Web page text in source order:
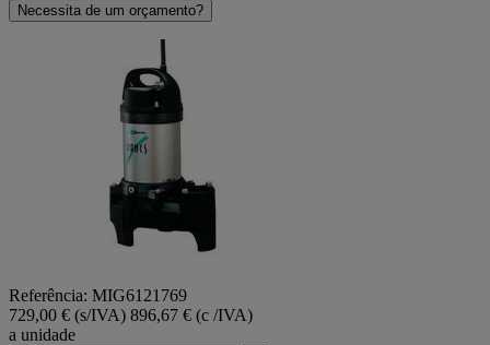
Necessita de um orçamento?
Referência: MIG6121769
729,00 € (s/IVA) 896,67 € (c /IVA)
a unidade